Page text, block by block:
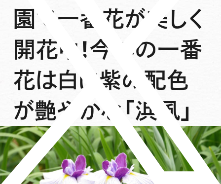
園で一番花が美しく
開花中！今年の一番
花は白に紫の配色
が艶やかな「浜風」